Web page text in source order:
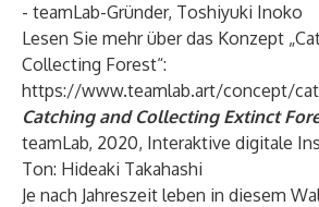
- teamLab-Gründer, Toshiyuki Inoko
Lesen Sie mehr über das Konzept
Collecting Forest“:
https://www.teamlab.art/concept/
Catching and Collecting Extinct
teamLab, 2020, Interaktive digitale
Ton: Hideaki Takahashi
Je nach Jahreszeit leben in diesem